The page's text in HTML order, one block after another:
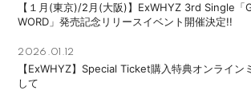
APP
【１月(東京)/2月(大阪)】ExWHYZ 3rd Single「
WORD」発売記念リリースイベント開催決定!!
2026.01.12
【ExWHYZ】Special Ticket購入特典オンライン
して